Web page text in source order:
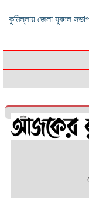
কুমিল্লায় জেলা যুবদল